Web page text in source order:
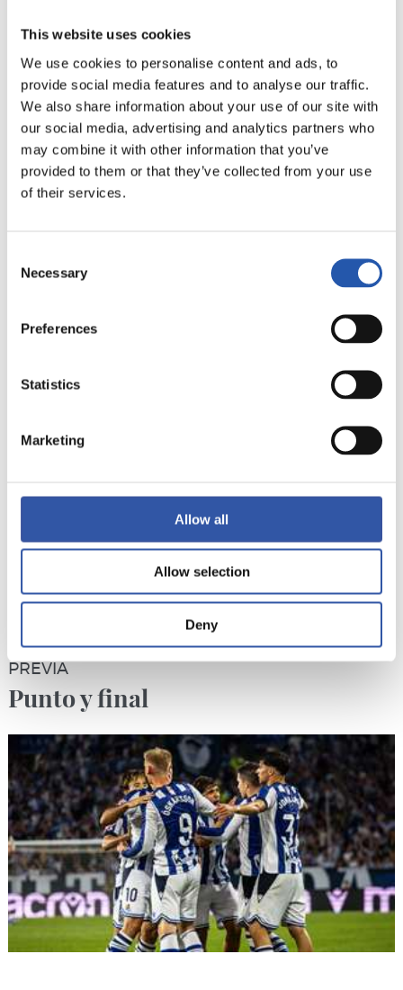
This website uses cookies
We use cookies to personalise content and ads, to
provide social media features and to analyse our traffic.
We also share information about your use of our site with
our social media, advertising and analytics partners who
may combine it with other information that you’ve
provided to them or that they’ve collected from your use
of their services.
Selection
Necessary
Preferences
Statistics
Marketing
Allow all
Allow selection
Deny
24/05/2026
Zubieta cree hasta el final
23/05/2026
PREVIA
Punto y final